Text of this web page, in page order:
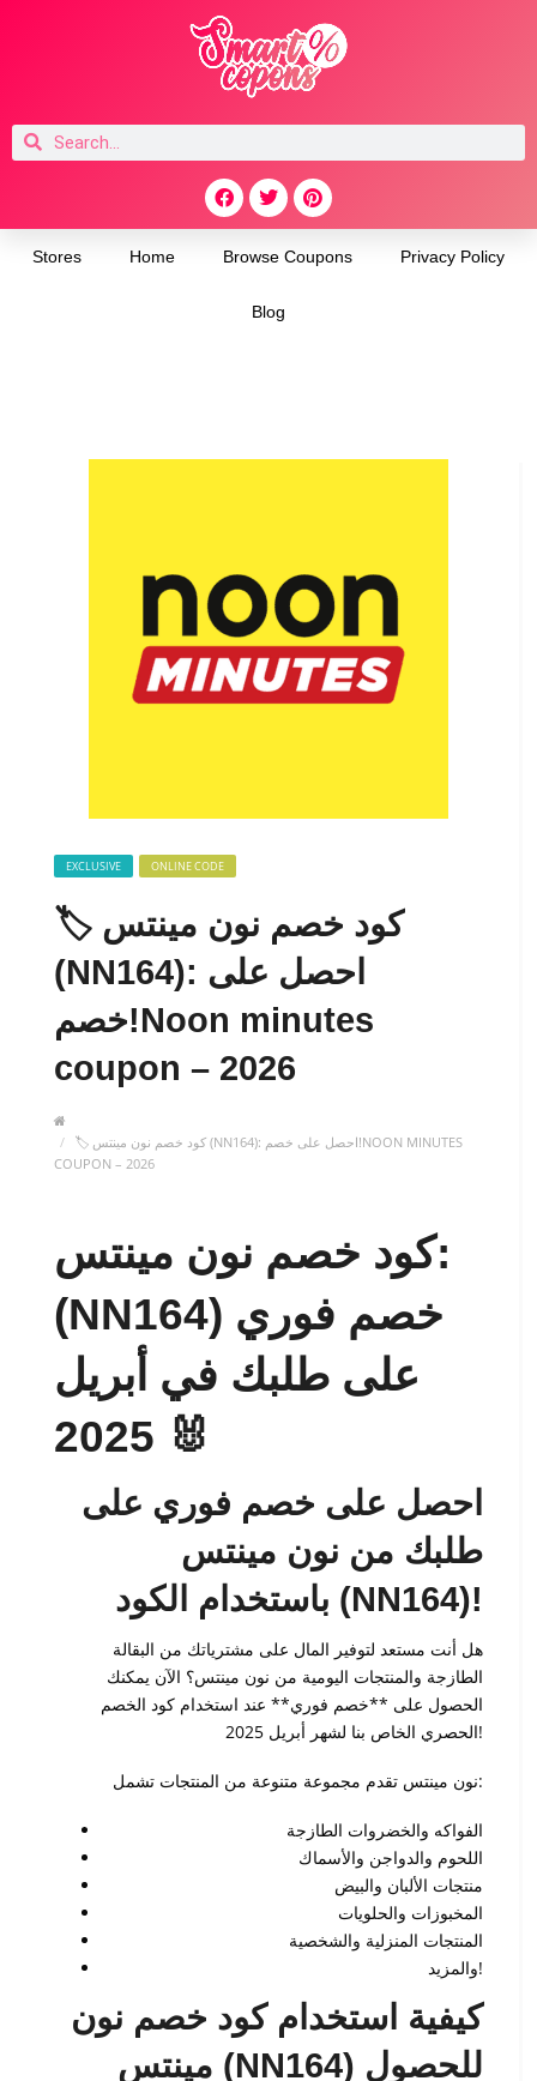
Stores Home Browse Coupons Privacy Policy
Blog
EXCLUSIVE ONLINE CODE
🏷️ كود خصم نون مينتس
(NN164): احصل على
خصم!Noon minutes
coupon – 2026
🏷️ كود خصم نون مينتس (NN164): احصل على خصم!NOON MINUTES
COUPON – 2026
كود خصم نون مينتس:
(NN164) خصم فوري
على طلبك في أبريل
2025 🐰
احصل على خصم فوري على
طلبك من نون مينتس
باستخدام الكود (NN164)!
هل أنت مستعد لتوفير المال على مشترياتك من البقالة
الطازجة والمنتجات اليومية من نون مينتس؟ الآن يمكنك
الحصول على **خصم فوري** عند استخدام كود الخصم
الحصري الخاص بنا لشهر أبريل 2025!
نون مينتس تقدم مجموعة متنوعة من المنتجات تشمل:
الفواكه والخضروات الطازجة
اللحوم والدواجن والأسماك
منتجات الألبان والبيض
المخبوزات والحلويات
المنتجات المنزلية والشخصية
والمزيد!
كيفية استخدام كود خصم نون
مينتس (NN164) للحصول